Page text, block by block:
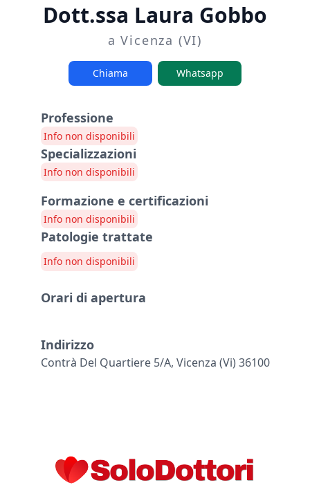
Dott.ssa Laura Gobbo
a Vicenza (VI)
Chiama Whatsapp
Professione
Info non disponibili
Specializzazioni
Info non disponibili
Formazione e certificazioni
Info non disponibili
Patologie trattate
Info non disponibili
Orari di apertura
Indirizzo
Contrà Del Quartiere 5/a, Vicenza (vi) 36100